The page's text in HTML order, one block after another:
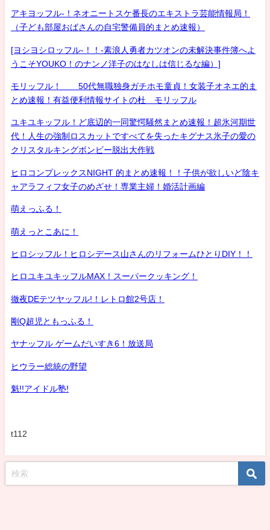
アキヨッフル-！ネオニートスケ番長のエキストラ芸能情報局！
（子ども部屋おばさんの自宅警備員的まとめ速報）
[ヨシヨシロッフル-！！-素浪人勇者カツオンの未解決事件簿へよ
うこそYOUKO！のナンノ洋子のはなしは信じるな編）]
モリッフル！ 50代無職独身ガチホモ童貞！女装子オネエ的ま
とめ速報！有益便利情報サイトの杜 モリッフル
ユキユキッフル！ど底辺的一同驚愕騒然まとめ速報！超氷河期世
代！人生の強制ロスカットですべてを失ったキグナス氷子の愛の
クリスタルキングボンビー脱出大作戦
ヒロコンプレックスNIGHT 的まとめ速報！！子供が欲しいど陰キ
ャアラフィフ女子のめざせ！専業主婦！婚活計画編
萌えっふる！
萌えっとこあに！
ヒロシッフル！ヒロシデース山さんのリフォームひとりDIY！！
ヒロユキユキッフルMAX！スーパークッキング！
徹夜DEテツヤッフル!！レトロ館2号店！
剛Q超児ともっふる！
ヤナッフル ゲームだいすき6！放送局
ヒウラー総統の野望
魁!!アイドル塾!
t112